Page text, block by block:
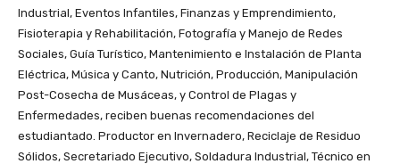
Industrial, Eventos Infantiles, Finanzas y Emprendimiento,
Fisioterapia y Rehabilitación, Fotografía y Manejo de Redes
Sociales, Guía Turístico, Mantenimiento e Instalación de Planta
Eléctrica, Música y Canto, Nutrición, Producción, Manipulación
Post-Cosecha de Musáceas, y Control de Plagas y
Enfermedades, reciben buenas recomendaciones del
estudiantado. Productor en Invernadero, Reciclaje de Residuo
Sólidos, Secretariado Ejecutivo, Soldadura Industrial, Técnico en